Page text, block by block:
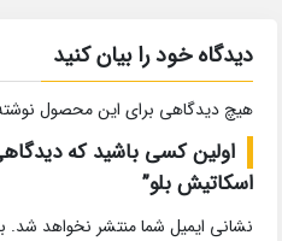
دیدگاه خود را بیان کنید
هیچ دیدگاهی برای این محصول
اولین کسی باشید که
اسکاتیش بلو”
نشانی ایمیل شما منتشر نخواهد شد.